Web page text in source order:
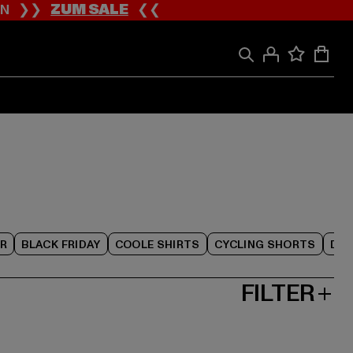
❯❯ZUM SALE❮❮
BLACK FRIDAY COOLE SHIRTS CYCLING SHORTS
FILTER